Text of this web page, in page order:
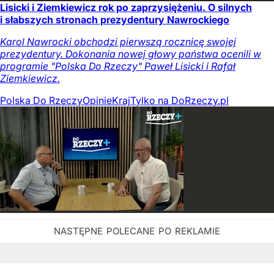
Lisicki i Ziemkiewicz rok po zaprzysiężeniu. O silnych
i słabszych stronach prezydentury Nawrockiego
Karol Nawrocki obchodzi pierwszą rocznicę swojej
prezydentury. Dokonania nowej głowy państwa ocenili w
programie "Polska Do Rzeczy" Paweł Lisicki i Rafał
Ziemkiewicz.
Polska Do RzeczyOpinieKrajTylko na DoRzeczy.pl